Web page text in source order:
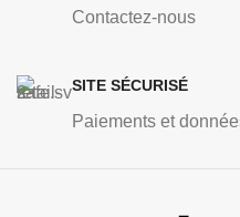
Contactez-nous
SITE SÉCURISÉ
Paiements et